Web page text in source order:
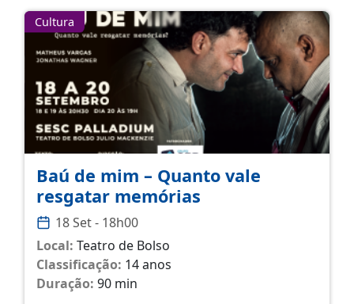
Cultura
Baú de mim – Quanto vale
resgatar memórias
18 Set - 18h00
Local: Teatro de Bolso
Classificação: 14 anos
Duração: 90 min